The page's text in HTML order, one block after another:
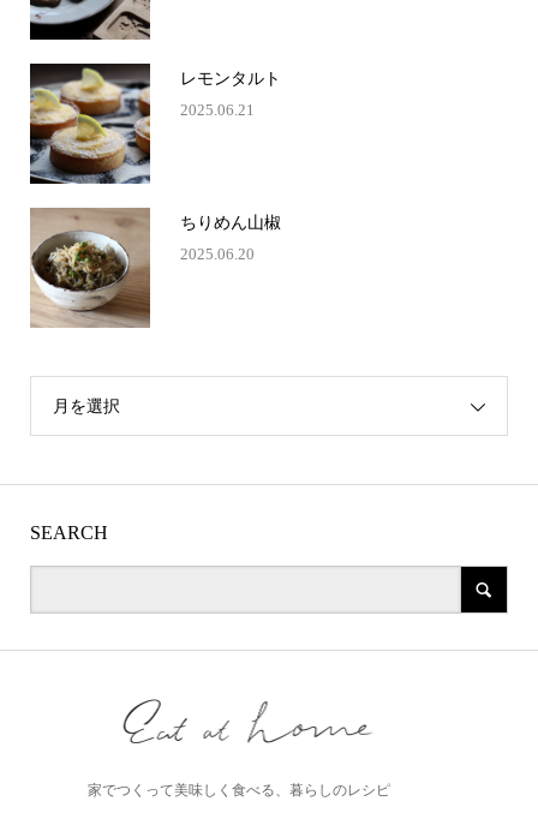
レモンタルト
2025.06.21
ちりめん山椒
2025.06.20
月を選択
SEARCH
家でつくって美味しく食べる、暮らしのレシピ